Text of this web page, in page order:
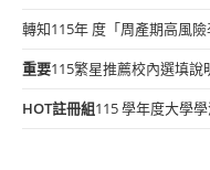
轉知115年 度「周產期高風險
重要115繁星推薦校內選填說
HOT註冊組115 學年度大學